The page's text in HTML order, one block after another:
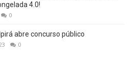
4.0!
0
abre concurso público
0